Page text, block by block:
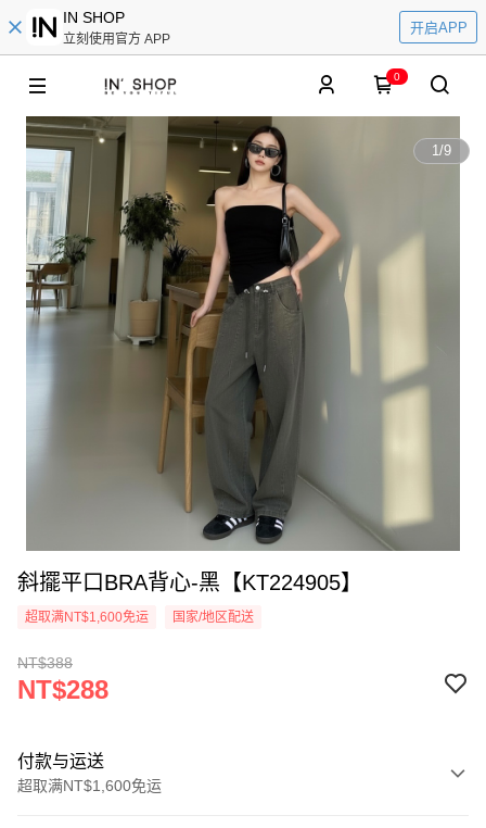
IN SHOP
立刻使用官方 APP
开启APP
0
1/9
斜擺平口BRA背心-黑【KT224905】
超取满NT$1,600免运 国家/地区配送
NT$388
NT$288
付款与运送
超取满NT$1,600免运